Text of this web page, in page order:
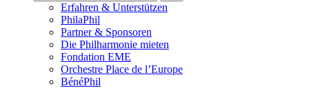
Erfahren & Unterstützen
PhilaPhil
Partner & Sponsoren
Die Philharmonie mieten
Fondation EME
Orchestre Place de l’Europe
BénéPhil